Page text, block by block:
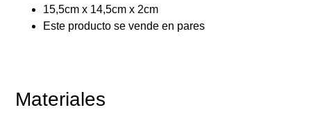
15,5cm x 14,5cm x 2cm
Este producto se vende en pares
Materiales